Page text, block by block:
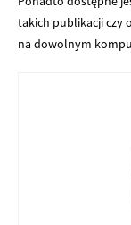
takich publikacji czy
na dowolnym